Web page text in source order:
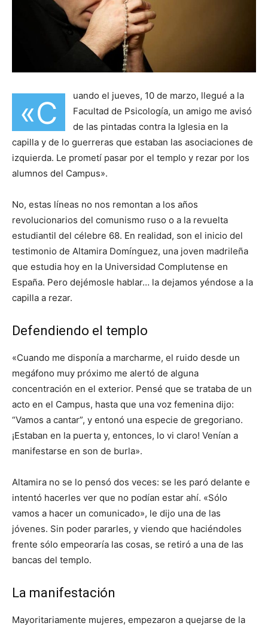
«C
uando el jueves, 10 de marzo, llegué a la
Facultad de Psicología, un amigo me avisó
de las pintadas contra la Iglesia en la
capilla y de lo guerreras que estaban las asociaciones de
izquierda. Le prometí pasar por el templo y rezar por los
alumnos del Campus».
No, estas líneas no nos remontan a los años
revolucionarios del comunismo ruso o a la revuelta
estudiantil del célebre 68. En realidad, son el inicio del
testimonio de Altamira Domínguez, una joven madrileña
que estudia hoy en la Universidad Complutense en
España. Pero dejémosle hablar… la dejamos yéndose a la
capilla a rezar.
Defendiendo el templo
«Cuando me disponía a marcharme, el ruido desde un
megáfono muy próximo me alertó de alguna
concentración en el exterior. Pensé que se trataba de un
acto en el Campus, hasta que una voz femenina dijo:
“Vamos a cantar”, y entonó una especie de gregoriano.
¡Estaban en la puerta y, entonces, lo vi claro! Venían a
manifestarse en son de burla».
Altamira no se lo pensó dos veces: se les paró delante e
intentó hacerles ver que no podían estar ahí. «Sólo
vamos a hacer un comunicado», le dijo una de las
jóvenes. Sin poder pararles, y viendo que haciéndoles
frente sólo empeoraría las cosas, se retiró a una de las
bancas del templo.
La manifestación
Mayoritariamente mujeres, empezaron a quejarse de la